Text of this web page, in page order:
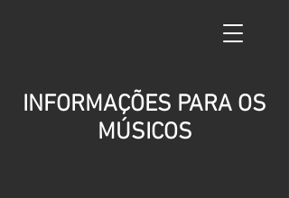
INFORMAÇÕES PARA OS
MÚSICOS